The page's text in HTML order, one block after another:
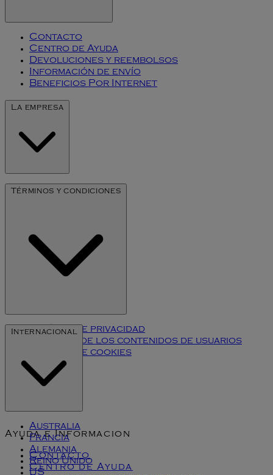
Contacto
Centro de Ayuda
Devoluciones y reembolsos
Información de envío
Beneficios Por Internet
La empresa
Nuestra Historia
Términos y condiciones
Política de privacidad
Términos de los contenidos de usuarios
Política de cookies
Klarna
Internacional
Australia
Francia
Alemania
Reino Unido
US
Ayuda e Informacion
Contacto
Centro de Ayuda